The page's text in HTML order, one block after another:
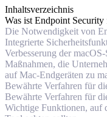
Inhaltsverzeichnis
Was ist Endpoint Security
Die Notwendigkeit von
Integrierte
Verbesserung der
Maßnahmen, die
auf Mac-Endgeräten zu
Bewährte Verfahren für
Bewährte Verfahren für
Wichtige Funktionen, auf